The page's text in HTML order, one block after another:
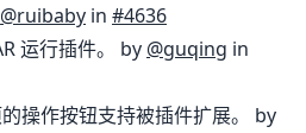
@ruibaby in #4636
运行插件。 by @guqing in
操作按钮支持被插件扩展。 by